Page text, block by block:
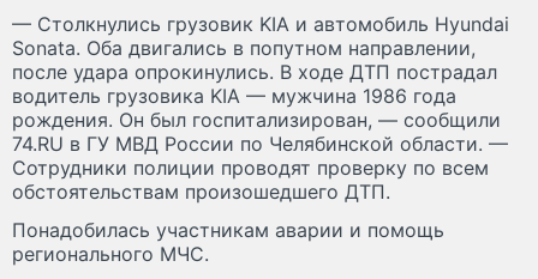
— Столкнулись грузовик KIA и автомобиль Hyundai
Sonata. Оба двигались в попутном направлении,
после удара опрокинулись. В ходе ДТП пострадал
водитель грузовика KIA — мужчина 1986 года
рождения. Он был госпитализирован, — сообщили
74.RU в ГУ МВД России по Челябинской области. —
Сотрудники полиции проводят проверку по всем
обстоятельствам произошедшего ДТП.
Понадобилась участникам аварии и помощь
регионального МЧС.